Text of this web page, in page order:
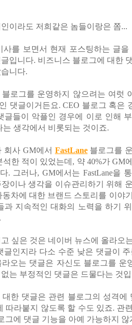
이라도 저희같은 놈들이랑은 쫌...
사를 보면서 현재 포스팅하는 글
입니다. 비즈니스 블로그에 대한
니다.
로그를 운영하지 않으려는 여럿
댓글이거든요. CEO 블로그 혹은
글들이 악플인 경우에 이로 인해
는 생각에서 비롯되는 것이죠.
회사 GM에서 FastLane블로그를
석한 적이 있었는데, 약 40%가 GM
. 그러나, GM에서는 FastLane을
이나 생각을 이슈관리하기 위해
차에 대한 브랜드 스토리를 이야
과 지속적인 대화의 노력을 하기
싶은 것은 네이버 뉴스에 올라오
글인지라 다소 수준 낮은 댓글이
오는 댓글은 자신도 블로그를 운
는 부정적인 댓글은 드물다는 것
한 댓글은 관련 블로그의 성격에
따라붙지 않도록 할 수도 있죠. 관
그에 댓글 기능을 아예 가능하지